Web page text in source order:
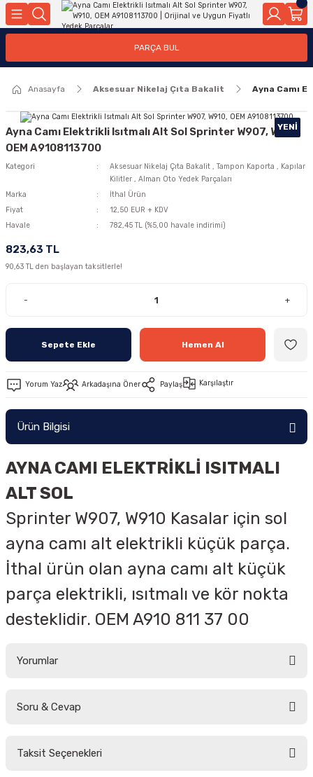
Geri Dön
Geri Dön
Geri Dön
Yakıt Pompası, Yakıt Hatları
Motor Elektrik
Ateşleme Buji Bobin Buji Kablosu
Geri Dön
Geri Dön
Geri Dön
Kollar
Geri Dön
Geri Dön
Ön Arka
Geri Dön
PARÇA BUL
Anasayfa Aksesuar Nikelaj Çıta Bakalit Ayna Camı
YENI
Ayna Camı Elektrikli Isıtmalı Alt Sol Sprinter W907, W910,
OEM A9108113700
Kategori Aksesuar Nikelaj Çıta Bakalit , Tampon Kaporta , Kapılar
Kilitler , Alman Oto Yedek Parçaları
Marka
İthal Ürün
Fiyat
12,50 EUR + KDV
Havale
782,45 TL (%5,00 havale indirimi)
823,63 TL
90,63 TL den başlayan taksitlerle!
- +
Sepete Ekle Hemen Al
Yorum Yaz Arkadaşına Öner Paylaş Karşılaştır
Ürün Bilgisi
AYNA CAMI ELEKTRİKLİ ISITMALI
ALT SOL
Sprinter W907, W910 Kasalar için sol
ayna camı alt elektrikli küçük parça.
İthal ürün olan ayna camı alt küçük
parça elektrikli, ısıtmalı ve kör nokta
desteklidir. OEM A910 811 37 00
Yorumlar
Soru & Cevap
Taksit Seçenekleri